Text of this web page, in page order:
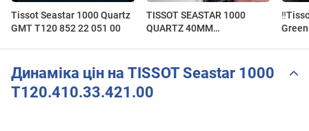
Tissot Seastar 1000 Quartz
GMT T120 852 22 051 00
TISSOT SEASTAR 1000
QUARTZ 40MM
Динаміка цін на TISSOT Seastar 1000
T120.410.33.421.00